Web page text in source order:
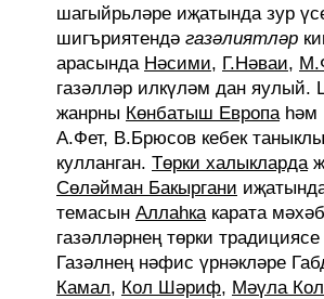
шагыйрьләре иҗатында зур
шигъриятендә газәлиятләр
арасында Нәсими, Г.Нәваи,
газәлләр илкүләм дан
жанрны Көнбатыш Европаһәм
А.Фет, В.Брюсов кебек
кулланган. Төрки халыкларда
Сөләйман Бакыргани
темасын Аллаһкакарата
газәлләрнең төрки
Газәлнең нәфис үрнәкләре
Камал, Кол Шәриф, Мәүла